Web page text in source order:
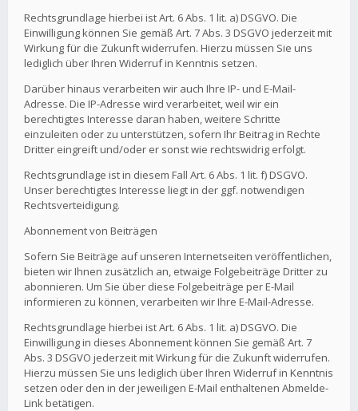
Rechtsgrundlage hierbei ist Art. 6 Abs. 1 lit. a) DSGVO. Die
Einwilligung können Sie gemäß Art. 7 Abs. 3 DSGVO jederzeit mit
Wirkung für die Zukunft widerrufen. Hierzu müssen Sie uns
lediglich über Ihren Widerruf in Kenntnis setzen.
Darüber hinaus verarbeiten wir auch Ihre IP- und E-Mail-
Adresse. Die IP-Adresse wird verarbeitet, weil wir ein
berechtigtes Interesse daran haben, weitere Schritte
einzuleiten oder zu unterstützen, sofern Ihr Beitrag in Rechte
Dritter eingreift und/oder er sonst wie rechtswidrig erfolgt.
Rechtsgrundlage ist in diesem Fall Art. 6 Abs. 1 lit. f) DSGVO.
Unser berechtigtes Interesse liegt in der ggf. notwendigen
Rechtsverteidigung.
Abonnement von Beiträgen
Sofern Sie Beiträge auf unseren Internetseiten veröffentlichen,
bieten wir Ihnen zusätzlich an, etwaige Folgebeiträge Dritter zu
abonnieren. Um Sie über diese Folgebeiträge per E-Mail
informieren zu können, verarbeiten wir Ihre E-Mail-Adresse.
Rechtsgrundlage hierbei ist Art. 6 Abs. 1 lit. a) DSGVO. Die
Einwilligung in dieses Abonnement können Sie gemäß Art. 7
Abs. 3 DSGVO jederzeit mit Wirkung für die Zukunft widerrufen.
Hierzu müssen Sie uns lediglich über Ihren Widerruf in Kenntnis
setzen oder den in der jeweiligen E-Mail enthaltenen Abmelde-
Link betätigen.